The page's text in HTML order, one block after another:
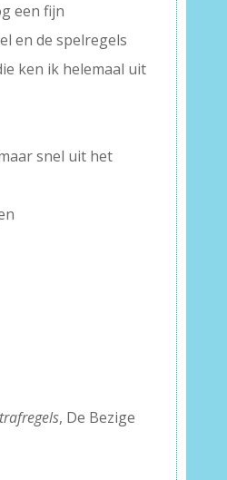
een fijn
en de spelregels
ken ik helemaal uit
snel uit het
, De Bezige